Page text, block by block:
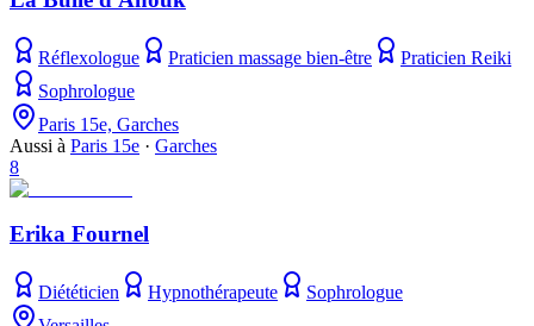
Réflexologue Praticien massage bien-être
Praticien Reiki
Sophrologue
Paris 15e, Garches
Aussi à Paris 15e · Garches
8
Erika Fournel
Diététicien Hypnothérapeute
Sophrologue